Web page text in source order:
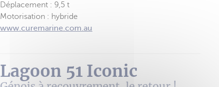
Déplacement : 9,5 t
Motorisation : hybride
www.curemarine.com.au
Lagoon 51 Iconic